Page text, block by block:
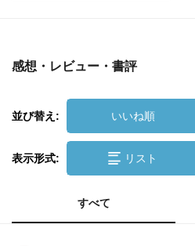
感想・レビュー・書評
並び替え: いいね順
表示形式: リスト
すべて